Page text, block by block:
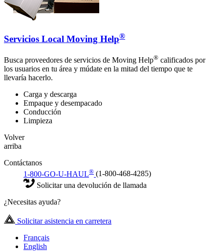
Servicios Local Moving Help®
Busca proveedores de servicios de Moving Help® calificados por
los usuarios en tu área y múdate en la mitad del tiempo que te
llevaría hacerlo.
Carga y descarga
Empaque y desempacado
Conducción
Limpieza
Volver
arriba
Contáctanos
1-800-GO-U-HAUL® (1-800-468-4285)
Solicitar una devolución de llamada
¿Necesitas ayuda?
Solicitar asistencia en carretera
Français
English